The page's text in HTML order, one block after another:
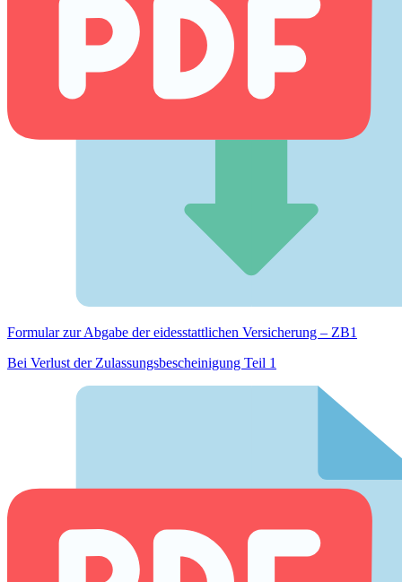
Formular zur Abgabe der eides­stattlichen Versicherung – ZB1
Bei Verlust der Zulassungsbescheinigung Teil 1